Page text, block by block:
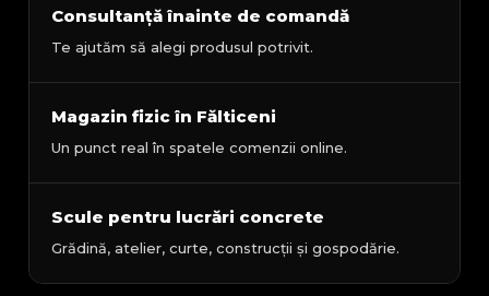
Consultanță înainte de comandă
Te ajutăm să alegi produsul potrivit.
Magazin fizic în Fălticeni
Un punct real în spatele comenzii online.
Scule pentru lucrări concrete
Grădină, atelier, curte, construcții și gospodărie.